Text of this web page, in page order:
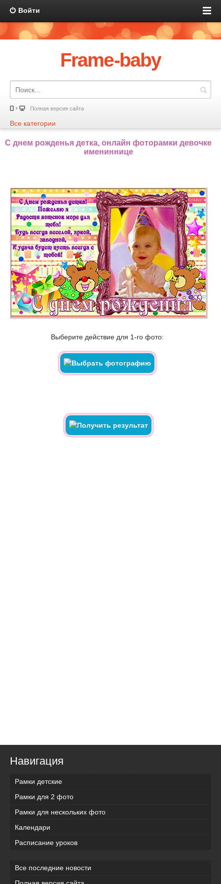
Войти
Frame-baby
Полная версия сайта
Все категории
С днем рожденья детка, онлайн фоторамки девочке
имениннице
Выберите действие для 1-го фото:
Навигация
Рамки детские
Рамки для 2 фото
Рамки для нескольких фото
Календари
Расписание уроков
Все последние новости